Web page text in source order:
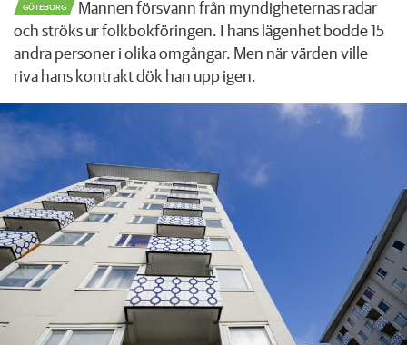
GÖTEBORG
Mannen försvann från myndigheternas radar
och ströks ur folkbokföringen. I hans lägenhet bodde 15
andra personer i olika omgångar. Men när värden ville
riva hans kontrakt dök han upp igen.